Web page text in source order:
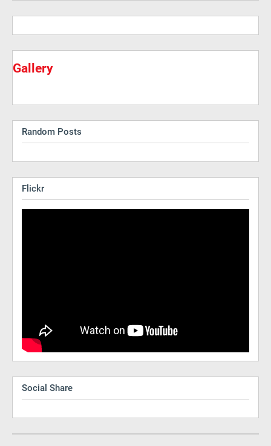
Gallery
Random Posts
Flickr
Social Share